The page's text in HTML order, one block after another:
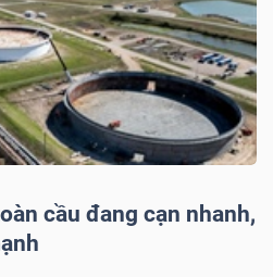
cầu đang cạn nhanh,
Người liên quan Cổ đông lớn